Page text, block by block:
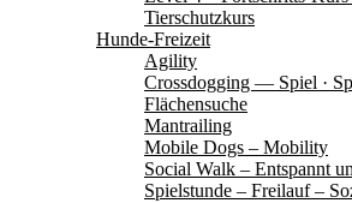
Tierschutzkurs
Hunde-Freizeit
Agility
Crossdogging — Spiel ·
Flächensuche
Mantrailing
Mobile Dogs – Mobility
Spielstunde – Freilauf –